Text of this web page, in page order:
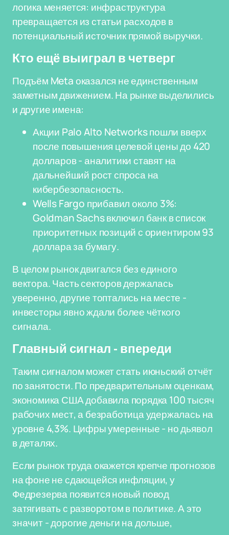
логика меняется: инфраструктура
превращается из статьи расходов в
потенциальный источник прямой выручки.
Кто ещё выиграл в четверг
Подъём Meta оказался не единственным
заметным движением. На рынке выделились
и другие имена:
Акции Palo Alto Networks пошли вверх
после повышения целевой цены до 420
долларов - аналитики ставят на
дальнейший рост спроса на
кибербезопасность.
Wells Fargo прибавил около 3%:
Goldman Sachs включил банк в список
приоритетных позиций с ориентиром 93
доллара за бумагу.
В целом рынок двигался без единого
вектора. Часть секторов держалась
уверенно, другие топтались на месте -
инвесторы явно ждали более чёткого
сигнала.
Главный сигнал - впереди
Таким сигналом может стать июньский отчёт
по занятости. По предварительным оценкам,
экономика США добавила порядка 100 тысяч
рабочих мест, а безработица удержалась на
уровне 4,3%. Цифры умеренные - но дьявол
в деталях.
Если рынок труда окажется крепче прогнозов
на фоне не сдающейся инфляции, у
Федрезерва появится новый повод
затягивать с разворотом в политике. А это
значит - дорогие деньги на дольше,